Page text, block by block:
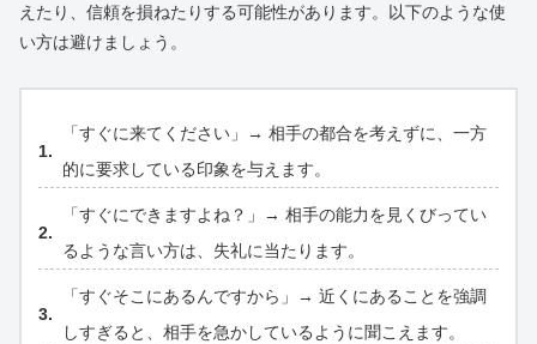
えたり、信頼を損ねたりする可能性があります。以下のような使
い方は避けましょう。
「すぐに来てください」→ 相手の都合を考えずに、一方
的に要求している印象を与えます。
「すぐにできますよね？」→ 相手の能力を見くびってい
るような言い方は、失礼に当たります。
「すぐそこにあるんですから」→ 近くにあることを強調
しすぎると、相手を急かしているように聞こえます。